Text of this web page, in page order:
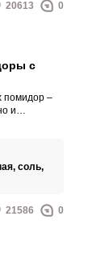
20613 0
с
помидор –
и
соль,
21586 0